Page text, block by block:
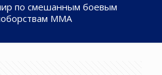
по смешанным боевым
ММА